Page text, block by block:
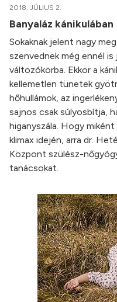
2018. JÚLIUS 2.
Banyaláz kánikulában
Sokaknak jelent nagy
szenvednek még ennél is
változókorba. Ekkor a
kellemetlen tünetek
hőhullámok, az
sajnos csak súlyosbítja,
higanyszála. Hogy
klimax idején, arra dr.
Központ szülész-
tanácsokat.